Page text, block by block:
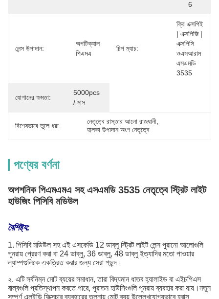
6
লেন্স উপাদান:
অপটিক্যাল
পিএমএ
চিপ ম্যাচ:
ক্রি এক্সপিই
| এক্সপিজি |
এক্সপিসি
ওএসআরাম
এসএমডি
3535
যোগানের ক্ষমতা:
5000pcs
/ মাস
বিশেষভাবে তুলে ধরা:
নেতৃত্বে রাস্তার আলো রাজধানী
হালকা উপাদান অংশ নেতৃত্বে
পণ্যের বর্ণনা
অপশনিক পিএমএমএ সহ এসএমডি 3535 নেতৃত্বে স্ট্রিট লাইট
হাউজিং পিসিবি মডিউল
বৈশিষ্ট্য:
1. পিসিবি মডিউল সহ এই এসকেডি 12 ডাব্লু স্ট্রিট লাইট লেন্স পুরানো আলোগুলি
পুনরায় প্রেরণ করা বা 24 ডাব্লু, 36 ডাব্লু, 48 ডাব্লু ইত্যাদির মতো পাওয়ার
ল্যাম্পগুলিকে একত্রিত করার জন্য সেরা পছন্দ।
২. এটি সর্বনিম্ন মোট ব্যয়ের সমাধান, তারা বিদ্যমান ধাতব হ্যালাইড বা এইচপিএস
বাল্বগুলি প্রতিস্থাপন করতে পারে, পুরাতন হাউসিংগুলি পুনরায় ব্যবহার করা যায়।নতুন
সম্পূর্ণ এলইডি ফিক্সচার ব্যবহারের তুলনায় মোট ব্যয় উল্লেখযোগ্যভাবে হ্রাস